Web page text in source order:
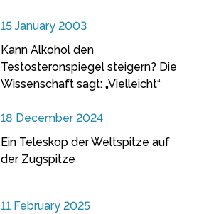
15 January 2003
Kann Alkohol den
Testosteronspiegel steigern? Die
Wissenschaft sagt: „Vielleicht“
18 December 2024
Ein Teleskop der Weltspitze auf
der Zugspitze
11 February 2025